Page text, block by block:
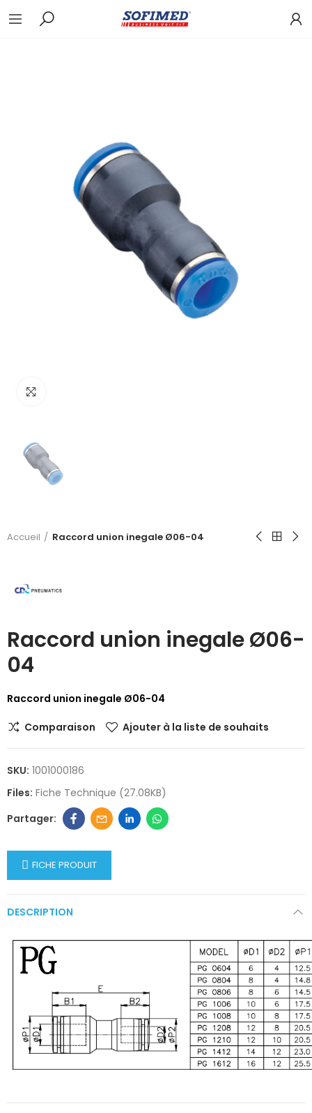
Accueil Raccord union inegale Ø06-04
Raccord union inegale Ø06-
04
Raccord union inegale Ø06-04
Comparaison Ajouter à la liste de souhaits
SKU: 1001000186
Files: Fiche Technique (27.08KB)
FICHE PRODUIT
DESCRIPTION